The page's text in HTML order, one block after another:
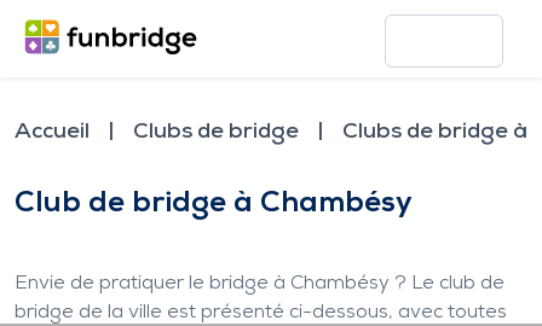
Accueil Clubs de bridge Clubs de bridge à
Club de bridge à Chambésy
Envie de pratiquer le bridge à Chambésy ? Le club de
bridge de la ville est présenté ci-dessous, avec toutes